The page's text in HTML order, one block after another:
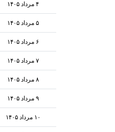
۴ مرداد ۱۴۰۵
۵ مرداد ۱۴۰۵
۶ مرداد ۱۴۰۵
۷ مرداد ۱۴۰۵
۸ مرداد ۱۴۰۵
۹ مرداد ۱۴۰۵
۱۰ مرداد ۱۴۰۵